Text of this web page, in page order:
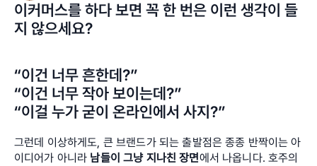
이커머스를 하다 보면 꼭 한 번은 이런 생각이 들
지 않으세요?
“이건 너무 흔한데?”
“이건 너무 작아 보이는데?”
“이걸 누가 굳이 온라인에서 사지?”
그런데 이상하게도, 큰 브랜드가 되는 출발점은 종종 반짝이는 아
이디어가 아니라 남들이 그냥 지나친 장면에서 나옵니다. 호주의